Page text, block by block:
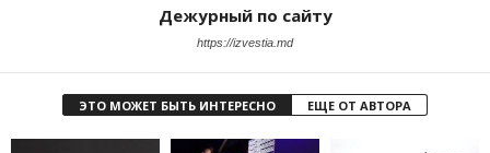
Дежурный по сайту
https://izvestia.md
ЭТО МОЖЕТ БЫТЬ ИНТЕРЕСНО ЕЩЕ ОТ АВТОРА